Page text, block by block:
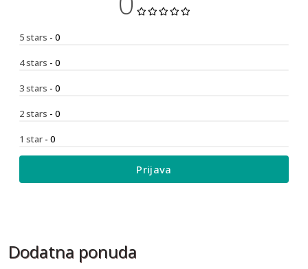
5 stars - 0
4 stars - 0
3 stars - 0
2 stars - 0
1 star - 0
Prijava
Dodatna ponuda